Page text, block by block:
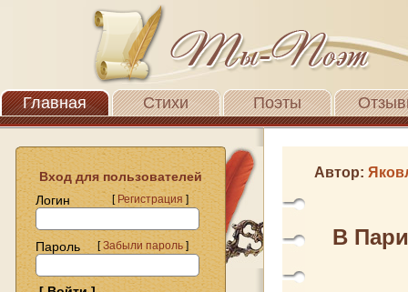
Главная Стихи Поэты
Вход для пользователей
Логин
[Регистрация]
Пароль [Забыли пароль]
Автор:
В